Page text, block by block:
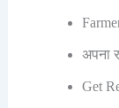
अपना
Get